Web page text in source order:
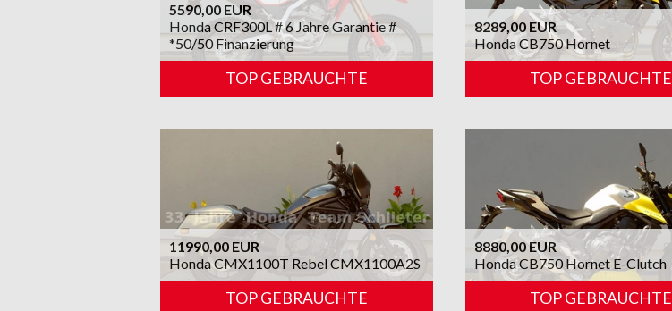
5590,00 EUR
Honda CRF300L # 6 Jahre Garantie #
*50/50 Finanzierung
TOP GEBRAUCHTE
8289,00 EUR
Honda CB750 Hornet
TOP GEBRAUCHTE
11990,00 EUR
Honda CMX1100T Rebel CMX1100A2S
TOP GEBRAUCHTE
8880,00 EUR
Honda CB750 Hornet E-Clutch
TOP GEBRAUCHTE